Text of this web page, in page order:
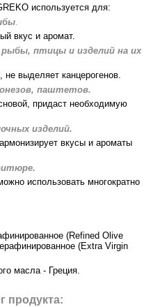
используется для:
вкус и аромат.
птицы и изделий на их
выделяет канцерогенов.
паштетов.
придаст необходимую
изделий.
вкусы и ароматы
использовать многократно
(Refined Olive
(Extra Virgin
масла - Греция.
продукта: